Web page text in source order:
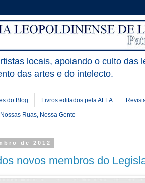
locais, apoiando o culto das
das artes e do intelecto.
do Blog Livros editados pela ALLA
Nossas Ruas, Nossa Gente
de 2012
novos membros do